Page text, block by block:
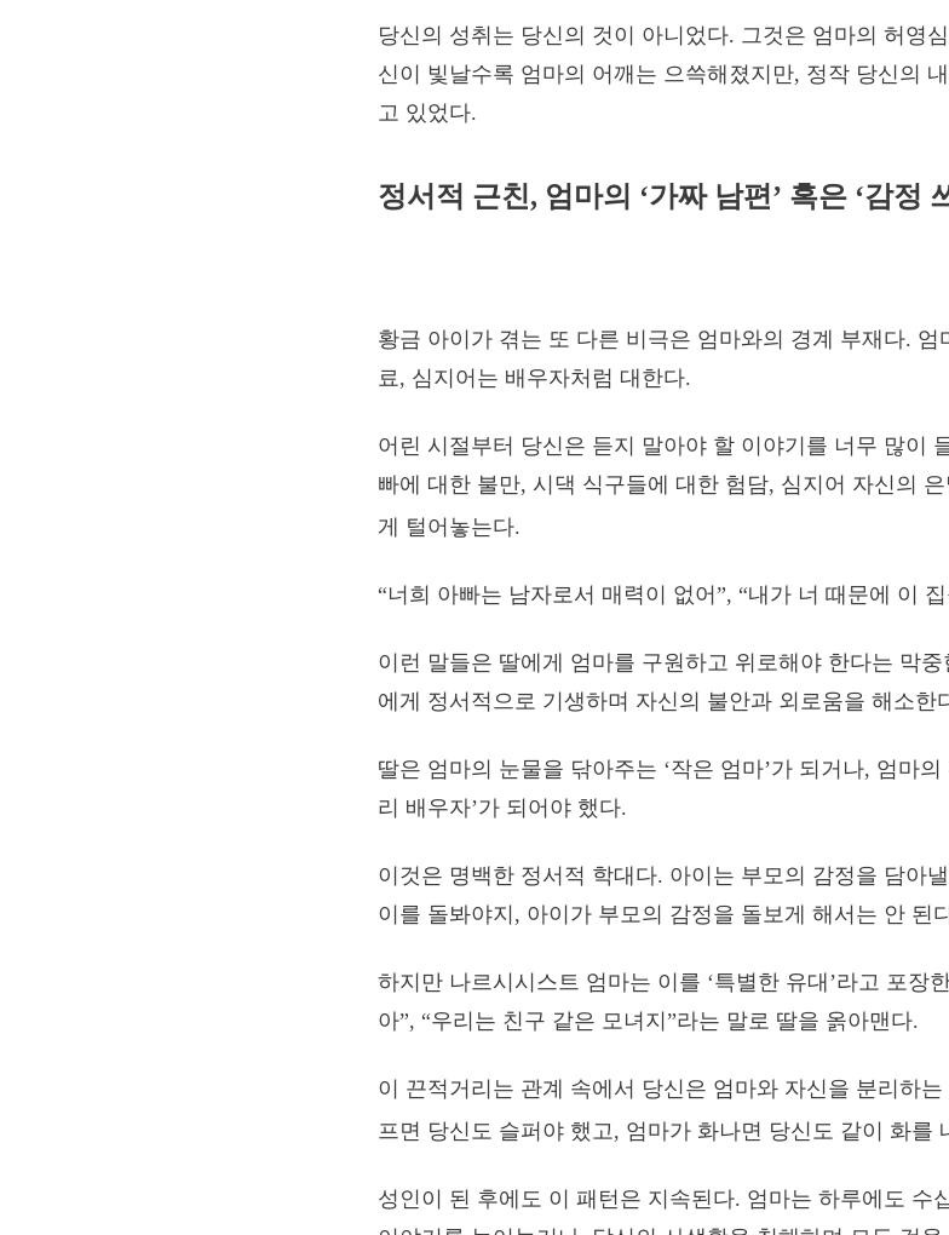
당신의 성취는 당신의 것이 아니었다. 그것은 엄마의 허영
신이 빛날수록 엄마의 어깨는 으쓱해졌지만, 정작 당신의
고 있었다.
정서적 근친, 엄마의 ‘가짜 남편’ 혹은 ‘감정
황금 아이가 겪는 또 다른 비극은 엄마와의 경계 부재다.
료, 심지어는 배우자처럼 대한다.
어린 시절부터 당신은 듣지 말아야 할 이야기를 너무 많이
빠에 대한 불만, 시댁 식구들에 대한 험담, 심지어 자신의
게 털어놓는다.
“너희 아빠는 남자로서 매력이 없어”, “내가 너 때문에 이
이런 말들은 딸에게 엄마를 구원하고 위로해야 한다는 막
에게 정서적으로 기생하며 자신의 불안과 외로움을 해소한
딸은 엄마의 눈물을 닦아주는 ‘작은 엄마’가 되거나, 엄마
리 배우자’가 되어야 했다.
이것은 명백한 정서적 학대다. 아이는 부모의 감정을 담아
이를 돌봐야지, 아이가 부모의 감정을 돌보게 해서는 안 된
하지만 나르시시스트 엄마는 이를 ‘특별한 유대’라고 포장
아”, “우리는 친구 같은 모녀지”라는 말로 딸을 옭아맨다.
이 끈적거리는 관계 속에서 당신은 엄마와 자신을 분리하
프면 당신도 슬퍼야 했고, 엄마가 화나면 당신도 같이 화를
성인이 된 후에도 이 패턴은 지속된다. 엄마는 하루에도 수